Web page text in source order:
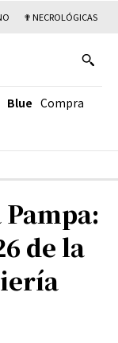
✟ NECROLÓGICAS
Blue Compra
de la